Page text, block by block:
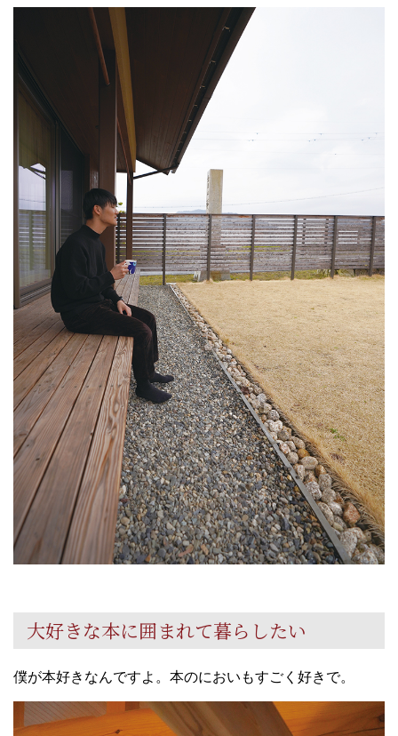
大好きな本に囲まれて暮らしたい
僕が本好きなんですよ。本のにおいもすごく好きで。